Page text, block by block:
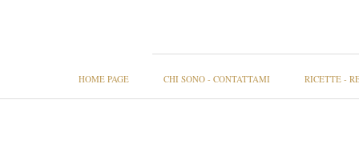
HOME PAGE CHI SONO - CONTATTAMI RICETTE -